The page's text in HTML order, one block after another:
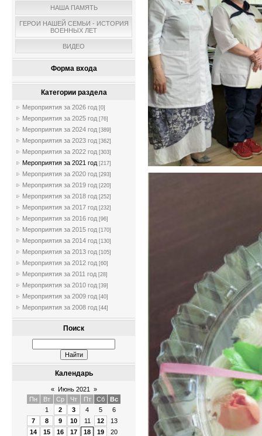
НАША ПАМЯТЬ
ГЕРОИ НАШЕЙ СЕМЬИ - ИСТОРИЯ
ВОЕННЫХ ЛЕТ
ВИДЕО
Форма входа
Категории раздела
Мероприятия за 2026 год [0]
Мероприятия за 2025 год [76]
Мероприятия за 2024 год [389]
Мероприятия за 2023 год [362]
Мероприятия за 2022 год [303]
Мероприятия за 2021 год [217]
Мероприятия за 2020 год [293]
Мероприятия за 2019 год [220]
Мероприятия за 2018 год [252]
Мероприятия за 2017 год [232]
Мероприятия за 2016 год [96]
Мероприятия за 2015 год [170]
Мероприятия за 2014 год [130]
Мероприятия за 2013 год [105]
Мероприятия за 2012 год [60]
Мероприятия за 2011 год [28]
Мероприятия за 2010 год [39]
Мероприятия за 2009 год [40]
Мероприятия за 2008 год [44]
Поиск
Календарь
« Июнь 2021
»
Пн
Вт Ср Чт Пт Сб
Вс
1
2 3 4 5
6
7
8 9 10 11 12
13
14
15 16 17 18 19
20